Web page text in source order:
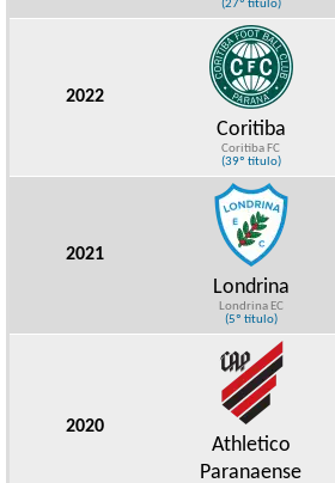
(27º título)
2022
Coritiba
Coritiba FC
(39º título)
2021
Londrina
Londrina EC
(5º título)
2020
Athletico
Paranaense